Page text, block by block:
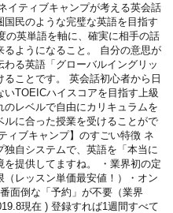
イティブキャンプが考える英会話
国民のような完璧な英語を目指す
の英単語を軸に、確実に相手の話
るようになること。 自分の意思が
わる英語「グローバルイングリッ
ることです。 英会話初心者から日
いTOEICハイスコアを目指す上級
のレベルで自由にカリキュラムを
ルに合った授業を受けることがで
ィブキャンプ】のすごい特徴 ネ
独自システムで、英語を「本当に
を提供してますね。 ・業界初の定
（レッスン単価最安値！）・オン
面倒な「予約」が不要（業界
現在 ) 登録すれば1週間すべて